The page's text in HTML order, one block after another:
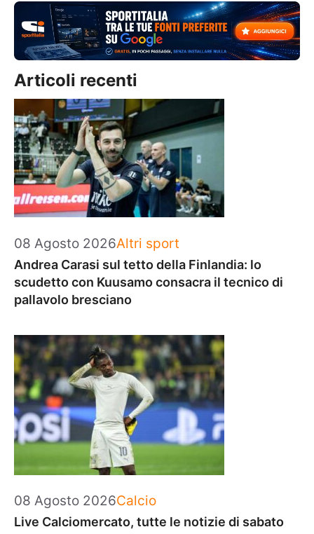
Articoli recenti
08 Agosto 2026Categorie
Altri sport
Andrea Carasi sul tetto della Finlandia: lo
scudetto con Kuusamo consacra il tecnico di
pallavolo bresciano
08 Agosto 2026Categorie
Calcio
Live Calciomercato, tutte le notizie di sabato